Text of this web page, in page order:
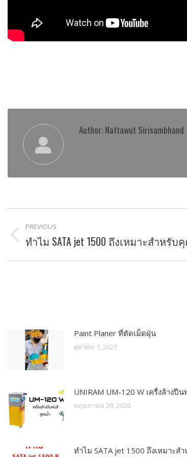
Author: Nattawut Sirisambhand
Post
navigation
PREVIOUS
Previous
ทำไม SATA jet 1500 ถึงเหมาะสำหรับ
Paint Planer ที่ตัดเม็ดฝุ่น
ตุลาคม 1, 2021
UNIRAM UM-120 W เครื่งล้างปื
พฤษภาคม 29, 2020
ทำไม SATA jet 1500 ถึงเหมาะส